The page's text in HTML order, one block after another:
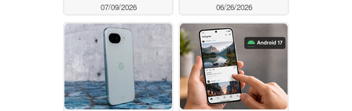
07/09/2026 06/26/2026